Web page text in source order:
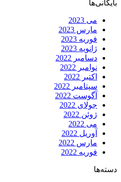
بایگانی‌ها
می 2023
مارس 2023
فوریه 2023
ژانویه 2023
دسامبر 2022
نوامبر 2022
اکتبر 2022
سپتامبر 2022
آگوست 2022
جولای 2022
ژوئن 2022
می 2022
آوریل 2022
مارس 2022
فوریه 2022
دسته‌ها